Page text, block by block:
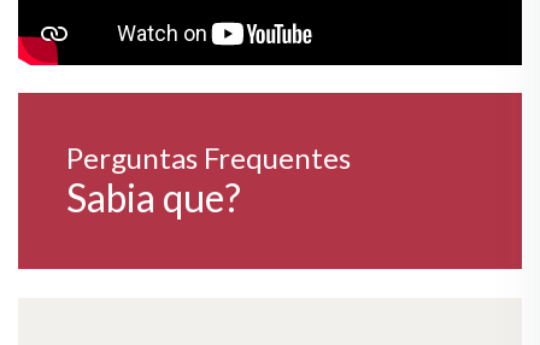
Perguntas Frequentes
Sabia que?